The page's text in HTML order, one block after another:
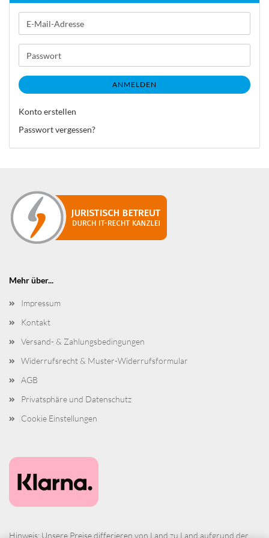
E-
Mail-
Adresse
Passwort
ANMELDEN
Konto erstellen
Passwort vergessen?
Mehr über...
Impressum
Kontakt
Versand- & Zahlungsbedingungen
Widerrufsrecht & Muster-Widerrufsformular
AGB
Privatsphäre und Datenschutz
Cookie Einstellungen
Hinweis: Unsere Preise differieren von Land zu Land aufgrund der